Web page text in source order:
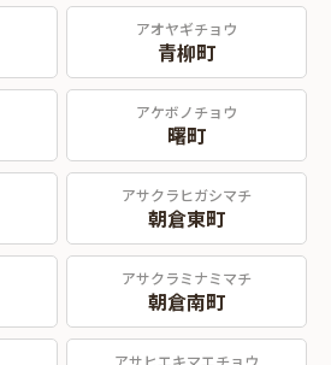
アオヤギチョウ
青柳町
アケボノチョウ
曙町
アサクラヒガシマチ
朝倉東町
アサクラミナミマチ
朝倉南町
アサヒエキマエチョウ